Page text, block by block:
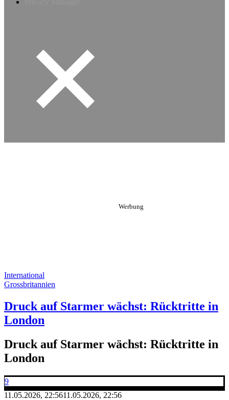
International
Grossbritannien
Druck auf Starmer wächst: Rücktritte in
London
Druck auf Starmer wächst: Rücktritte in
London
9
11.05.2026, 22:5611.05.2026, 22:56